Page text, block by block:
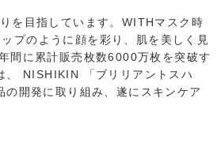
を目指しています。WITHマスク時
プのように顔を彩り、肌を美しく見
間に累計販売枚数6000万枚を突破す
、 NISHIKIN 「ブリリアントスハ
開発に取り組み、遂にスキンケア